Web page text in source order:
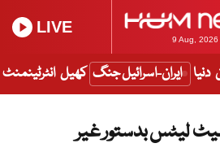
9 Aug, 2026
LIVE
دنیا ایران-اسرائیل جنگ کھیل انٹرٹینمنٹ
لیٹس بدستور غیر